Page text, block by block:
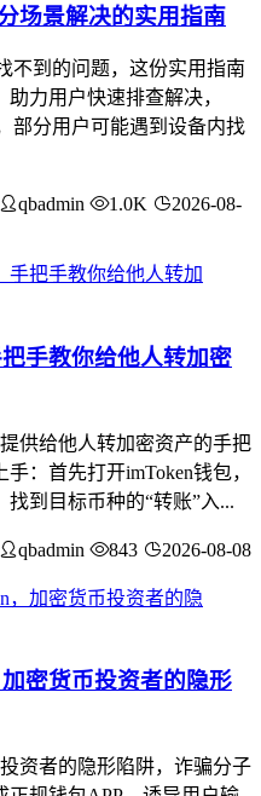
场景解决的实用指南
不到的问题，这份实用指南
力用户快速排查解决，
部分用户可能遇到设备内找
qbadmin 1.0K
2026-08-
手教你给他人转加密
供给他人转加密资产的手把
：首先打开imToken钱包，
到目标币种的“转账”入...
qbadmin 843 2026-08-08
密货币投资者的隐形
资者的隐形陷阱，诈骗分子